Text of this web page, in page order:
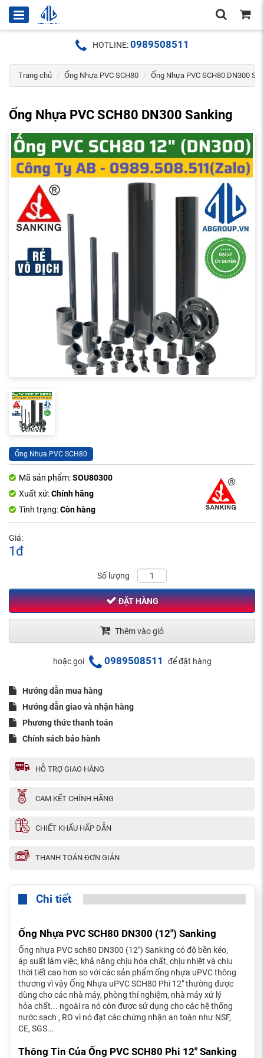
HOTLINE:0989508511
Trang chủ Ống Nhựa PVC SCH80 Ống Nhựa PVC SCH80 DN300
Ống Nhựa PVC SCH80 DN300 Sanking
Ống Nhựa PVC SCH80
Mã sản phẩm:SOU80300
Xuất xứ:Chính hãng
Tình trạng:Còn hàng
Giá:
1đ
Số lượng
ĐẶT HÀNG
Thêm vào giỏ
hoặc gọi 0989508511 để đặt hàng
Hướng dẫn mua hàng
Hướng dẫn giao và nhận hàng
Phương thức thanh toán
Chính sách bảo hành
HỖ TRỢ GIAO HÀNG
CAM KẾT CHÍNH HÃNG
CHIẾT KHẤU HẤP DẪN
THANH TOÁN ĐƠN GIẢN
Chi tiết
Ống Nhựa PVC SCH80 DN300 (12") Sanking
Ống nhựa PVC sch80 DN300 (12") Sanking có độ bền kéo,
áp suất làm việc, khả năng chịu hóa chất, chịu nhiệt và chịu
thời tiết cao hơn so với các sản phẩm ống nhựa uPVC thông
thương vì vậy Ống Nhựa uPVC SCH80 Phi 12" thường được
dùng cho các nhà máy, phòng thí nghiệm, nhà máy xử lý
hóa chất... ngoài ra nó còn được sử dụng cho các hệ thống
nước sạch , RO vì nó đạt các chứng nhận an toàn như NSF,
CE, SGS...
Thông Tin Của Ống PVC SCH80 Phi 12" Sanking